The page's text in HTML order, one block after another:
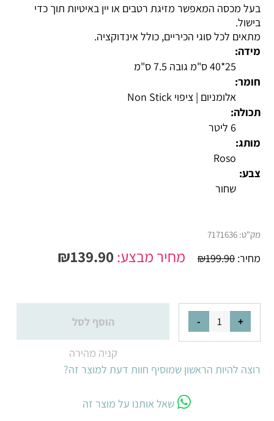
בעל מכסה המאפשר מזיגת רטבים או יין באיטיות תוך כדי
בישול.
מתאים לכל סוגי הכיריים, כולל אינדוקציה.
מידה:
25*40 ס"מ גובה 7.5 ס"מ
חומר:
אלומניום | ציפוי Non Stick
תכולה:
6 ליטר
מותג:
Roso
צבע:
שחור
מק"ט: 7171636
מחיר: ₪199.90 מחיר מבצע: ₪139.90
הוסף לסל
קניה מהירה
רוצה להיות הראשון שמוסיף חוות דעת למוצר זה?
שאל אותנו על מוצר זה